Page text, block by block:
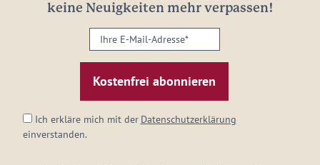
keine Neuigkeiten mehr verpassen!
Ihre
E-
Mail-
Adresse:
Ich erkläre mich mit der Datenschutzerklärung
einverstanden.